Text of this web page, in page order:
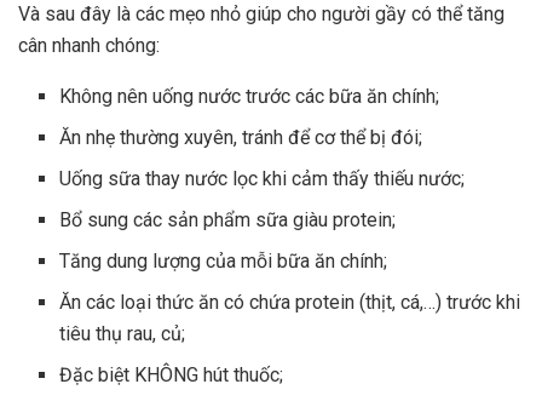
Và sau đây là các mẹo nhỏ giúp cho người gầy có thể tăng
cân nhanh chóng:
Không nên uống nước trước các bữa ăn chính;
Ăn nhẹ thường xuyên, tránh để cơ thể bị đói;
Uống sữa thay nước lọc khi cảm thấy thiếu nước;
Bổ sung các sản phẩm sữa giàu protein;
Tăng dung lượng của mỗi bữa ăn chính;
Ăn các loại thức ăn có chứa protein (thịt, cá,…) trước khi
tiêu thụ rau, củ;
Đặc biệt KHÔNG hút thuốc;